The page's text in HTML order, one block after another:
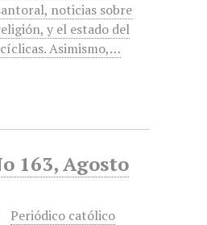
noticias sobre
y el estado del
Asimismo,…
163, Agosto
Periódico católico